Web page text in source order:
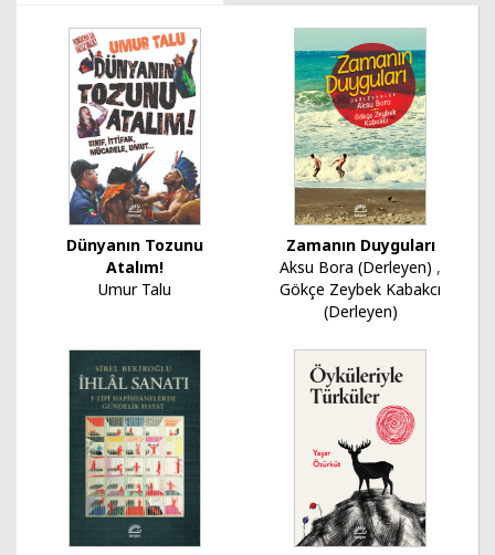
Dünyanın Tozunu
Atalım!
Umur Talu
Zamanın Duyguları
Aksu Bora (Derleyen) ,
Gökçe Zeybek Kabakcı
(Derleyen)